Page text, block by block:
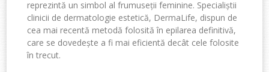
reprezintă un simbol al frumuseții feminine. Specialiștii
clinicii de dermatologie estetică, DermaLife, dispun de
cea mai recentă metodă folosită în epilarea definitivă,
care se dovedește a fi mai eficientă decât cele folosite
în trecut.